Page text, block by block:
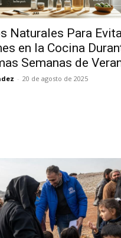
Naturales Para
en la Cocina
Semanas de
- 20 de agosto de 2025